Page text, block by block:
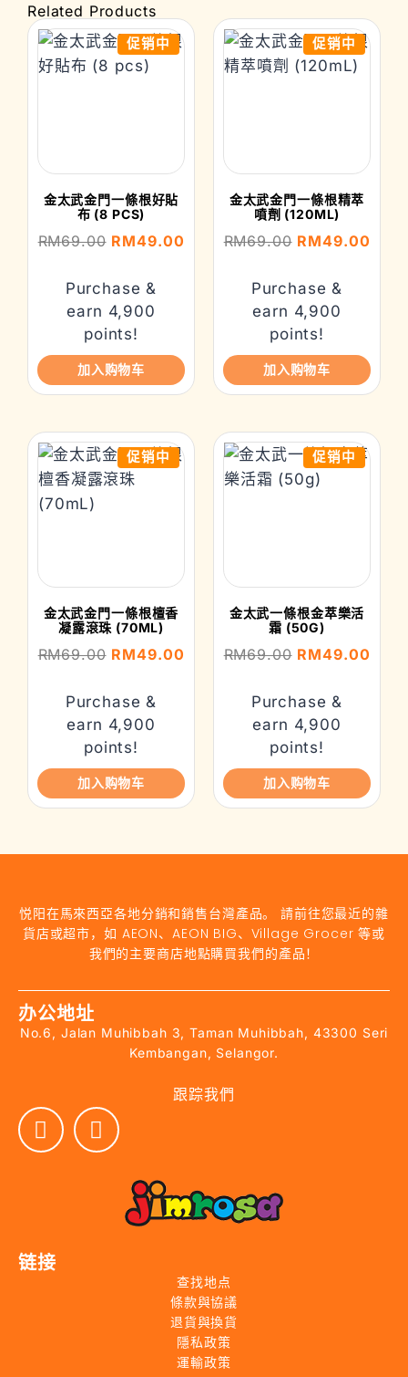
Related Products
促销中
金太武金門一條根好貼
布 (8 PCS)
RM69.00 RM49.00
Purchase &
earn 4,900
points!
加入购物车
促销中
金太武金門一條根精萃
噴劑 (120ML)
RM69.00 RM49.00
Purchase &
earn 4,900
points!
加入购物车
促销中
金太武金門一條根檀香
凝露滾珠 (70ML)
RM69.00 RM49.00
Purchase &
earn 4,900
points!
加入购物车
促销中
金太武一條根金萃樂活
霜 (50G)
RM69.00 RM49.00
Purchase &
earn 4,900
points!
加入购物车
悦阳在馬來西亞各地分銷和銷售台灣產品。 請前往您最近的雜
貨店或超市，如 AEON、AEON BIG、Village Grocer 等或
我們的主要商店地點購買我們的產品！
办公地址
No.6, Jalan Muhibbah 3, Taman Muhibbah, 43300 Seri
Kembangan, Selangor.
跟踪我們
链接
查找地点
條款與協議
退貨與換貨
隱私政策
運輸政策